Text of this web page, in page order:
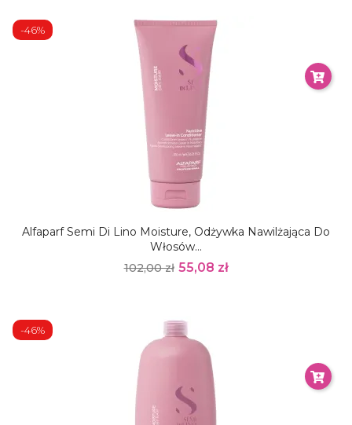
Alfaparf Semi Di Lino Moisture, Odżywka Nawilżająca Do
Włosów...
102,00 zł 55,08 zł
-46%
-46%